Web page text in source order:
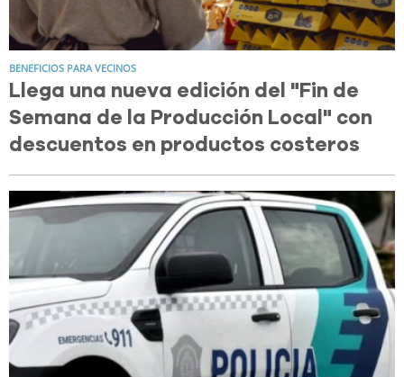
BENEFICIOS PARA VECINOS
Llega una nueva edición del "Fin de
Semana de la Producción Local" con
descuentos en productos costeros